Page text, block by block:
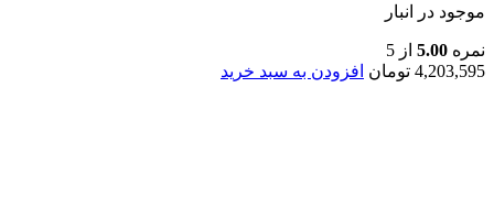
موجود در انبار
نمره 5.00 از 5
4,203,595 تومان افزودن به سبد خرید